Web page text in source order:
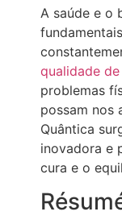
A saúde e o
qualidade
problemas
possam nos
Quântica
inovadora e
cura e o